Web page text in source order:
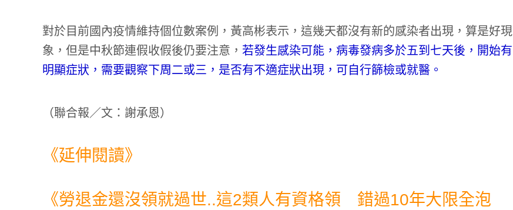
對於目前國內疫情維持個位數案例，黃高彬表示，這幾天都沒有新的感染者出現，算是好現
象，但是中秋節連假收假後仍要注意， 若發生感染可能，病毒發病多於五到七天後，開始有
明顯症狀，需要觀察下周二或三，是否有不適症狀出現，可自行篩檢或就醫。
（聯合報／文：謝承恩）
《延伸閱讀》
《勞退金還沒領就過世..這2類人有資格領 錯過10年大限全泡